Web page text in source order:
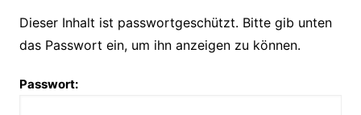
Dieser Inhalt ist passwortgeschützt. Bitte gib unten
das Passwort ein, um ihn anzeigen zu können.
Passwort: